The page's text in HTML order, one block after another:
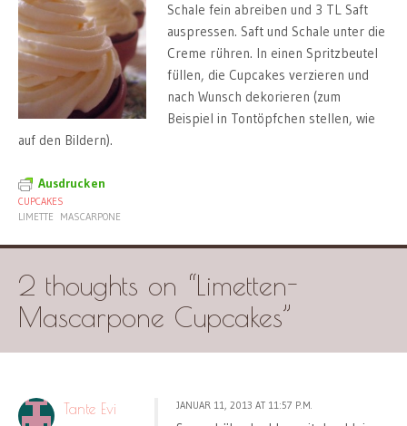
Schale fein abreiben und 3 TL Saft
auspressen. Saft und Schale unter die
Creme rühren. In einen Spritzbeutel
füllen, die Cupcakes verzieren und
nach Wunsch dekorieren (zum
Beispiel in Tontöpfchen stellen, wie
auf den Bildern).
Ausdrucken
CUPCAKES
LIMETTE
MASCARPONE
2 thoughts on “Limetten-
Mascarpone Cupcakes”
Tante Evi JANUAR 11, 2013 AT 11:57 P.M.